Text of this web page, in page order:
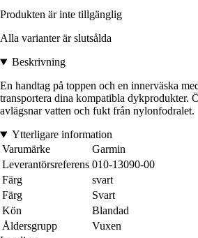
Produkten är inte tillgänglig
Alla varianter är slutsålda
Beskrivning
En handtag på toppen och en innerväska
transportera dina kompatibla dykprodukter.
avlägsnar vatten och fukt från nylonfodralet.
Ytterligare information
Varumärke
Garmin
Leverantörsreferens 010-13090-00
Färg
svart
Färg
Svart
Kön
Blandad
Åldersgrupp
Vuxen